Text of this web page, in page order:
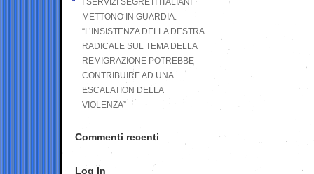
I SERVIZI SEGRETI ITALIANI
METTONO IN GUARDIA:
“L’INSISTENZA DELLA DESTRA
RADICALE SUL TEMA DELLA
REMIGRAZIONE POTREBBE
CONTRIBUIRE AD UNA
ESCALATION DELLA
VIOLENZA”
Commenti recenti
Log In